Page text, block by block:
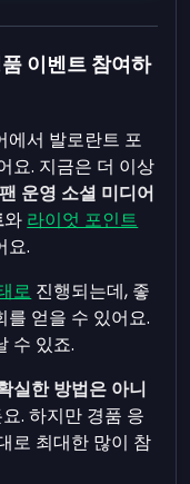
이벤트 참여하
에서 발로란트 포
요. 지금은 더 이상
운영 소셜 미디어
와 라이엇 포인트
요.
로 진행되는데, 좋
얻을 수 있어요.
수 있죠.
실한 방법은 아니
. 하지만 경품 응
로 최대한 많이 참